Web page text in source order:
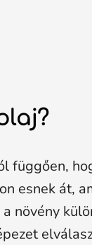
esnek át,
növény